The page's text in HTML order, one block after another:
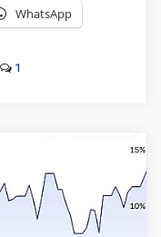
WhatsApp
1